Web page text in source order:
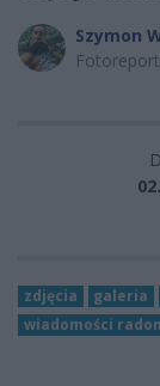
Szymon
zdjęcia galeria
wiadomości